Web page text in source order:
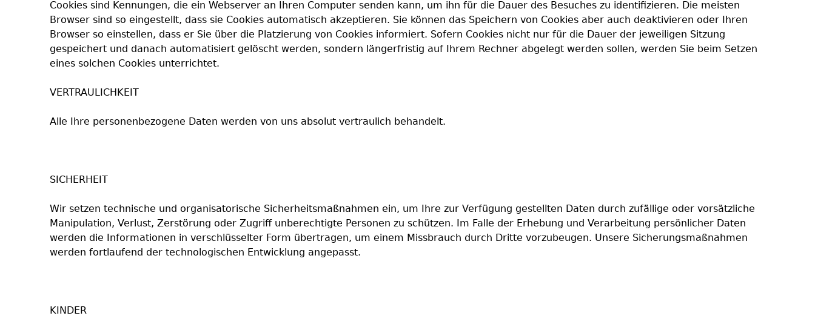
Cookies sind Kennungen, die ein Webserver an Ihren Computer senden kann, um ihn für die Dauer des Besuches zu identifizieren. Die meisten
Browser sind so eingestellt, dass sie Cookies automatisch akzeptieren. Sie können das Speichern von Cookies aber auch deaktivieren oder Ihren
Browser so einstellen, dass er Sie über die Platzierung von Cookies informiert. Sofern Cookies nicht nur für die Dauer der jeweiligen Sitzung
gespeichert und danach automatisiert gelöscht werden, sondern längerfristig auf Ihrem Rechner abgelegt werden sollen, werden Sie beim Setzen
eines solchen Cookies unterrichtet.
VERTRAULICHKEIT
Alle Ihre personenbezogene Daten werden von uns absolut vertraulich behandelt.
SICHERHEIT
Wir setzen technische und organisatorische Sicherheitsmaßnahmen ein, um Ihre zur Verfügung gestellten Daten durch zufällige oder vorsätzliche
Manipulation, Verlust, Zerstörung oder Zugriff unberechtigte Personen zu schützen. Im Falle der Erhebung und Verarbeitung persönlicher Daten
werden die Informationen in verschlüsselter Form übertragen, um einem Missbrauch durch Dritte vorzubeugen. Unsere Sicherungsmaßnahmen
werden fortlaufend der technologischen Entwicklung angepasst.
KINDER